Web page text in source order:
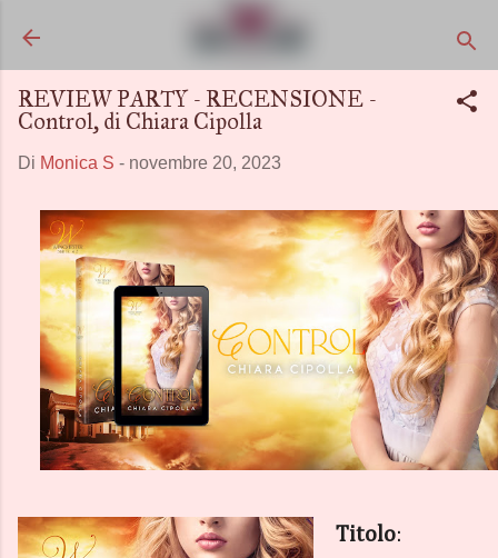
REVIEW PARTY - RECENSIONE -
Control, di Chiara Cipolla
Di Monica S - novembre 20, 2023
Titolo: